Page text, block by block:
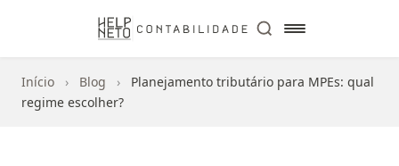
Início › Blog ›
Planejamento tributário para MPEs: qual
regime escolher?